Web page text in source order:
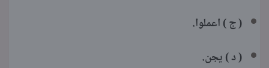
( ج ) اعملوا.
( د ) يجن.